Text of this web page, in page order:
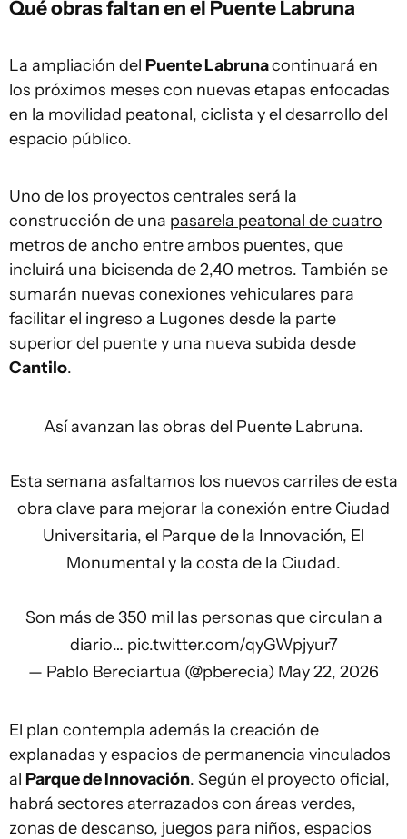
Qué obras faltan en el Puente Labruna
La ampliación del Puente Labrunacontinuará en
los próximos meses con nuevas etapas enfocadas
en la movilidad peatonal, ciclista y el desarrollo del
espacio público.
Uno de los proyectos centrales será la
construcción de una pasarela peatonal de cuatro
metros de ancho entre ambos puentes, que
incluirá una bicisenda de 2,40 metros. También se
sumarán nuevas conexiones vehiculares para
facilitar el ingreso a Lugones desde la parte
superior del puente y una nueva subida desde
Cantilo.
Así avanzan las obras del Puente Labruna.
Esta semana asfaltamos los nuevos carriles de esta
obra clave para mejorar la conexión entre Ciudad
Universitaria, el Parque de la Innovación, El
Monumental y la costa de la Ciudad.
Son más de 350 mil las personas que circulan a
diario… pic.twitter.com/qyGWpjyur7
— Pablo Bereciartua (@pberecia) May 22, 2026
El plan contempla además la creación de
explanadas y espacios de permanencia vinculados
al Parque de Innovación. Según el proyecto oficial,
habrá sectores aterrazados con áreas verdes,
zonas de descanso, juegos para niños, espacios